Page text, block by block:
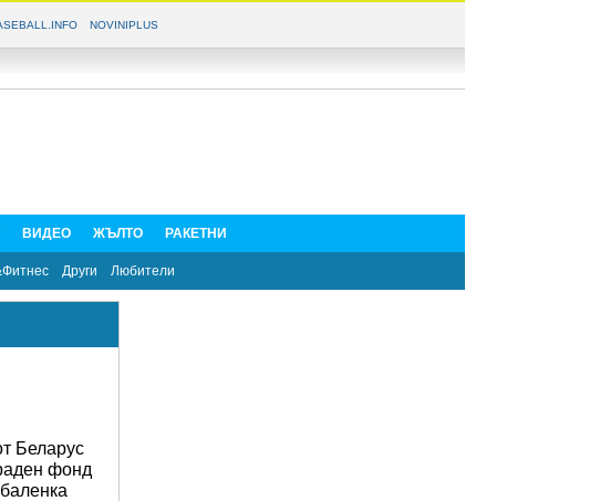
NOVINIPLUS
ВИДЕО ЖЪЛТО РАКЕТНИ
Други Любители
Беларус
фонд